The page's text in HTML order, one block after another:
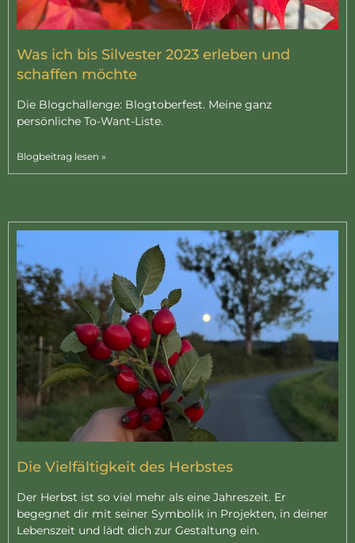
Was ich bis Silvester 2023 erleben und
schaffen möchte
Die Blogchallenge: Blogtoberfest. Meine ganz
persönliche To-Want-Liste.
Blogbeitrag lesen »
Die Vielfältigkeit des Herbstes
Der Herbst ist so viel mehr als eine Jahreszeit. Er
begegnet dir mit seiner Symbolik in Projekten, in deiner
Lebenszeit und lädt dich zur Gestaltung ein.